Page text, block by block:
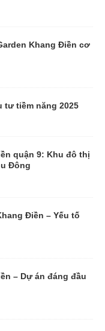
Khang Điền cơ
tư tiềm năng 2025
quận 9: Khu đô thị
Đông
Điền – Yếu tố
– Dự án đáng đầu